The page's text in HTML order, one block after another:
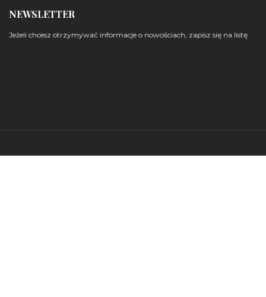
NEWSLETTER
Jeżeli chcesz otrzymywać informacje o nowościach, zapisz się na listę